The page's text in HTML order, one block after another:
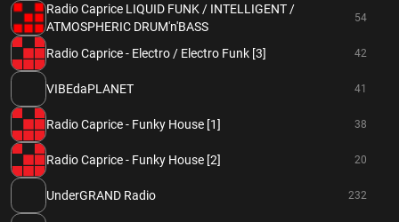
Radio Caprice LIQUID FUNK / INTELLIGENT /
ATMOSPHERIC DRUM'n'BASS
54
Radio Caprice - Electro / Electro Funk [3] 42
VIBEdaPLANET 41
Radio Caprice - Funky House [1] 38
Radio Caprice - Funky House [2] 20
UnderGRAND Radio 232